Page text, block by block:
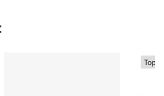
Top